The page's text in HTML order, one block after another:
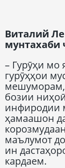
Виталий
мунтахаби
– Гурӯҳи мо
гурӯҳҳои
мешуморам,
бозии
инфиродии
ҳамаашон
маълумот
ин
кардаем.